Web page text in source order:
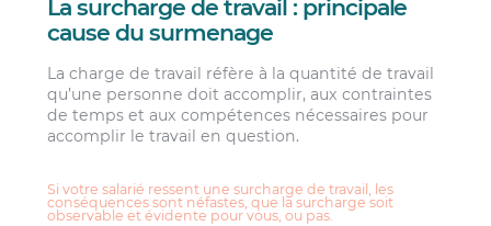
La surcharge de travail : principale
cause du surmenage
La charge de travail réfère à la quantité de travail
qu’une personne doit accomplir, aux contraintes
de temps et aux compétences nécessaires pour
accomplir le travail en question.
Si votre salarié ressent une surcharge de travail, les
conséquences sont néfastes, que la surcharge soit
observable et évidente pour vous, ou pas.